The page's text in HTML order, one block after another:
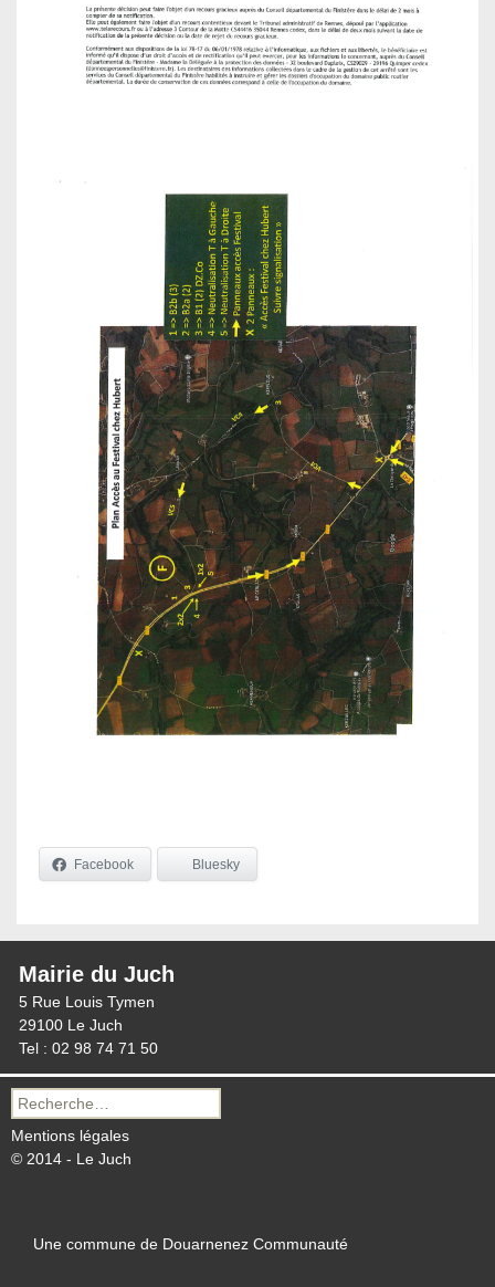
Facebook Bluesky
Mairie du Juch
5 Rue Louis Tymen
29100 Le Juch
Tel : 02 98 74 71 50
Recherche
pour :
Mentions légales
© 2014 - Le Juch
Une commune de Douarnenez Communauté